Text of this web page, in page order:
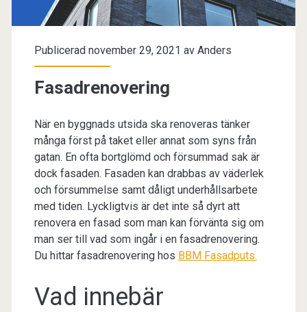
Publicerad november 29, 2021 av Anders
Fasadrenovering
När en byggnads utsida ska renoveras tänker
många först på taket eller annat som syns från
gatan. En ofta bortglömd och försummad sak är
dock fasaden. Fasaden kan drabbas av väderlek
och försummelse samt dåligt underhållsarbete
med tiden. Lyckligtvis är det inte så dyrt att
renovera en fasad som man kan förvänta sig om
man ser till vad som ingår i en fasadrenovering.
Du hittar fasadrenovering hos BBM Fasadputs.
Vad innebär